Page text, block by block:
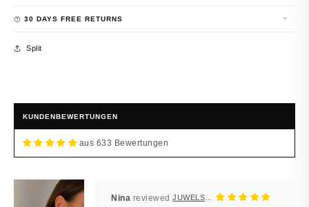
30 DAYS FREE RETURNS
Split
KUNDENBEWERTUNGEN
aus 633 Bewertungen
Nina JUWELSTORE